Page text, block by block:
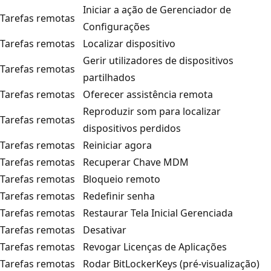
Tarefas remotas
Iniciar a ação de Gerenciador de
Configurações
Tarefas remotas
Localizar dispositivo
Tarefas remotas
Gerir utilizadores de dispositivos
partilhados
Tarefas remotas
Oferecer assistência remota
Tarefas remotas
Reproduzir som para localizar
dispositivos perdidos
Tarefas remotas
Reiniciar agora
Tarefas remotas
Recuperar Chave MDM
Tarefas remotas
Bloqueio remoto
Tarefas remotas
Redefinir senha
Tarefas remotas
Restaurar Tela Inicial Gerenciada
Tarefas remotas
Desativar
Tarefas remotas
Revogar Licenças de Aplicações
Tarefas remotas
Rodar BitLockerKeys (pré-visualização)